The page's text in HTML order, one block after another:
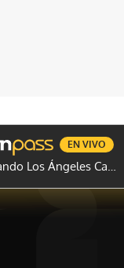
GENTE TVN
Cuando Los Ángeles Caen
EN VIVO